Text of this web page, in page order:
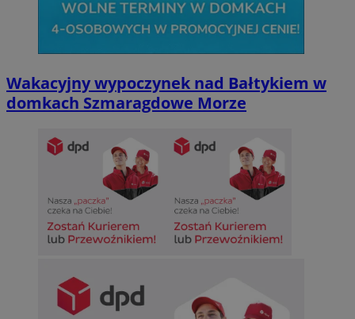
Wakacyjny wypoczynek nad Bałtykiem w
domkach Szmaragdowe Morze